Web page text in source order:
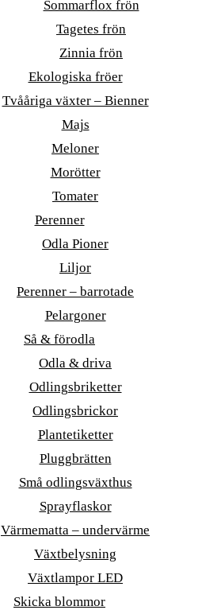
Sommarflox frön
Tagetes frön
Zinnia frön
Ekologiska fröer
Tvååriga växter – Bienner
Majs
Meloner
Morötter
Tomater
Perenner
Odla Pioner
Liljor
Perenner – barrotade
Pelargoner
Så & förodla
Odla & driva
Odlingsbriketter
Odlingsbrickor
Plantetiketter
Pluggbrätten
Små odlingsväxthus
Sprayflaskor
Värmematta – undervärme
Växtbelysning
Växtlampor LED
Skicka blommor